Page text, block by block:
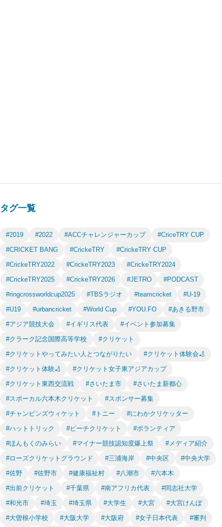
タグ一覧
#2019 #2022 #ACCチャレンジャーカップ
#CriceTRY CUP
#CRICKET BANG
#CrickeTRY
#CrickeTRY CUP
#CrickeTRY2022
#CrickeTRY2023
#CrickeTRY2024
#CrickeTRY2025
#CrickeTRY2026 #JETRO
#PODCAST
#ringcrossworldcup2025
#TBSラジオ #teamcricket
#U-19
#U19
#urbancricket #World Cup #YOU.FO
#あきる野市
#アジア競技大会
#イギリス代表
#イベント参加募集
#クラーク記念国際高等学校
#クリケット
#クリケットやってみたい人とつながりたい
#クリケット体験会🏏
#クリケット体験🏏
#クリケット女子東アジアカップ
#クリケット東西交流戦
#さいたま市
#さいたま新都心
#スポーカル六本木クリケット
#スポンサー募集
#チャンピンズウィケット
#トニー
#にわかクリケッター
#ハットトリック
#ビーチクリケット
#ボランティア
#ほんもくのみらい
#マイナー競技認知度爆上祭
#メディア紹介
#ローズクリケットグラウンド
#三浦海岸 #中央区
#中央大学
#佐野
#佐野市 #健康福祉村 #八潮市
#六本木
#出前クリケット
#千葉県 #南アフリカ代表
#同志社大学
#和光市
#埼玉 #埼玉県 #大学生 #大宮
#大宮けんぽ
#大曽根小学校
#大阪大学 #大阪府 #女子日本代表
#審判